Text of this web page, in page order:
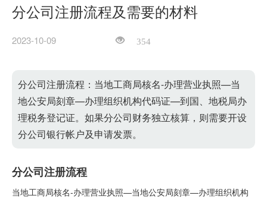
分公司注册流程及需要的材料
2023-10-09 354
分公司注册流程：当地工商局核名-办理营业执照—当
地公安局刻章—办理组织机构代码证—到国、地税局办
理税务登记证。如果分公司财务独立核算，则需要开设
分公司银行帐户及申请发票。
分公司注册流程
当地工商局核名-办理营业执照—当地公安局刻章—办理组织机构